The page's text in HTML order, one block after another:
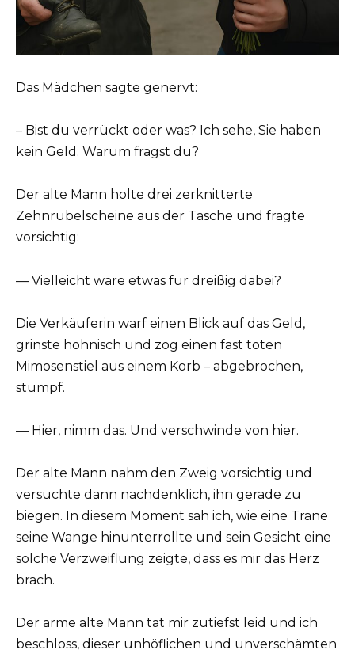
Das Mädchen sagte genervt:
– Bist du verrückt oder was? Ich sehe, Sie haben
kein Geld. Warum fragst du?
Der alte Mann holte drei zerknitterte
Zehnrubelscheine aus der Tasche und fragte
vorsichtig:
— Vielleicht wäre etwas für dreißig dabei?
Die Verkäuferin warf einen Blick auf das Geld,
grinste höhnisch und zog einen fast toten
Mimosenstiel aus einem Korb – abgebrochen,
stumpf.
— Hier, nimm das. Und verschwinde von hier.
Der alte Mann nahm den Zweig vorsichtig und
versuchte dann nachdenklich, ihn gerade zu
biegen. In diesem Moment sah ich, wie eine Träne
seine Wange hinunterrollte und sein Gesicht eine
solche Verzweiflung zeigte, dass es mir das Herz
brach.
Der arme alte Mann tat mir zutiefst leid und ich
beschloss, dieser unhöflichen und unverschämten